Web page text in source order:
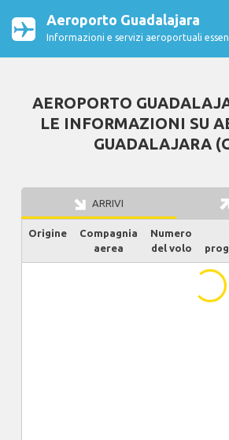
Aeroporto Guadalajara
Informazioni e servizi aeroportuali
AEROPORTO
LE INFORMAZIONI SU
GUADALAJARA
ARRIVI
Origine
Compagnia
aerea
Numero
del volo
...